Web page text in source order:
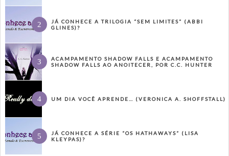
JÁ CONHECE A TRILOGIA “SEM LIMITES” (ABBI
GLINES)?
ACAMPAMENTO SHADOW FALLS E ACAMPAMENTO
SHADOW FALLS AO ANOITECER, POR C.C. HUNTER
UM DIA VOCÊ APRENDE… (VERONICA A. SHOFFSTALL)
JÁ CONHECE A SÉRIE “OS HATHAWAYS” (LISA
KLEYPAS)?